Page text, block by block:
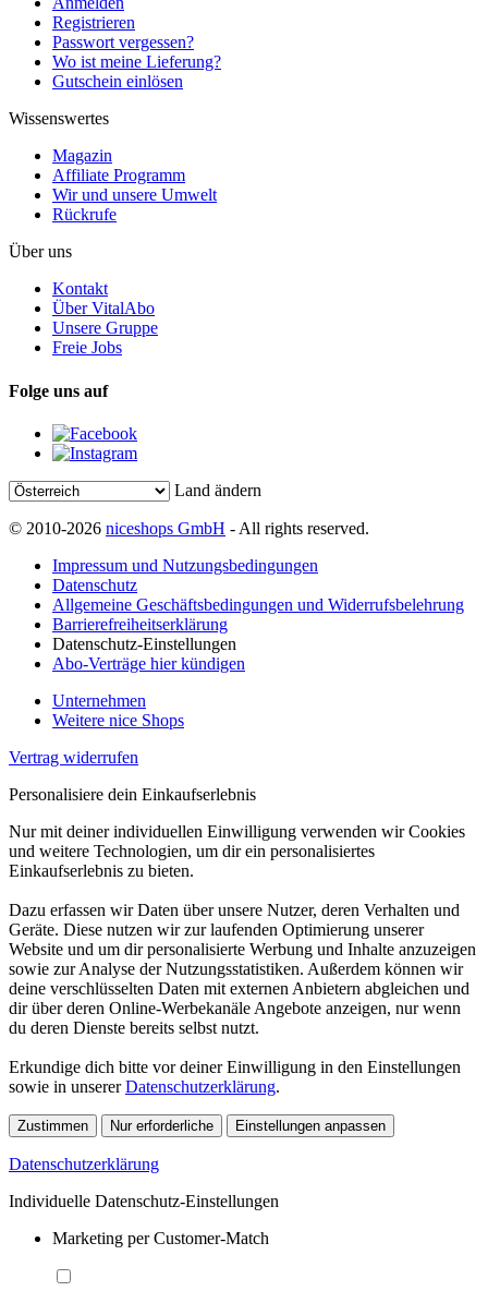
Registrieren
Passwort vergessen?
Wo ist meine Lieferung?
Gutschein einlösen
Wissenswertes
Magazin
Affiliate Programm
Wir und unsere Umwelt
Rückrufe
Über uns
Kontakt
Über VitalAbo
Unsere Gruppe
Freie Jobs
Folge uns auf
Land ändern
© 2010-2026 niceshops GmbH - All rights reserved.
Impressum und Nutzungsbedingungen
Datenschutz
Allgemeine Geschäftsbedingungen und Widerrufsbelehrung
Barrierefreiheitserklärung
Datenschutz-Einstellungen
Abo-Verträge hier kündigen
Unternehmen
Weitere nice Shops
Vertrag widerrufen
Personalisiere dein Einkaufserlebnis
Nur mit deiner individuellen Einwilligung verwenden wir Cookies
und weitere Technologien, um dir ein personalisiertes
Einkaufserlebnis zu bieten.
Dazu erfassen wir Daten über unsere Nutzer, deren Verhalten und
Geräte. Diese nutzen wir zur laufenden Optimierung unserer
Website und um dir personalisierte Werbung und Inhalte anzuzeigen
sowie zur Analyse der Nutzungsstatistiken. Außerdem können wir
deine verschlüsselten Daten mit externen Anbietern abgleichen und
dir über deren Online-Werbekanäle Angebote anzeigen, nur wenn
du deren Dienste bereits selbst nutzt.
Erkundige dich bitte vor deiner Einwilligung in den Einstellungen
sowie in unsererDatenschutzerklärung.
Zustimmen Nur erforderliche Einstellungen anpassen
Datenschutzerklärung
Individuelle Datenschutz-Einstellungen
Marketing per Customer-Match